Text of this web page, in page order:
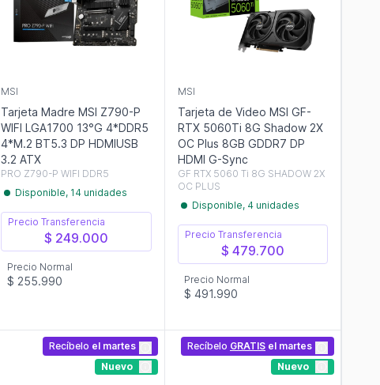
MSI
Tarjeta Madre MSI Z790-P
WIFI LGA1700 13°G 4*DDR5
4*M.2 BT5.3 DP HDMIUSB
3.2 ATX
PRO Z790-P WIFI DDR5
Disponible, 14 unidades
Precio Transferencia
$ 249.000
Precio Normal
$ 255.990
MSI
Tarjeta de Video MSI GF-
RTX 5060Ti 8G Shadow 2X
OC Plus 8GB GDDR7 DP
HDMI G-Sync
GF RTX 5060 Ti 8G SHADOW 2X
OC PLUS
Disponible, 4 unidades
Precio Transferencia
$ 479.700
Precio Normal
$ 491.990
Recíbelo el martes
Nuevo
Recíbelo GRATIS el martes
Nuevo